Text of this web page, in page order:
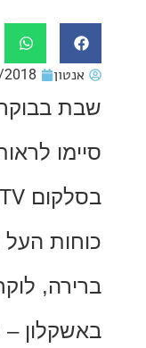
16/06/2018
שבת
לראות את
TV
,
העל שלהם
לוקחים
–